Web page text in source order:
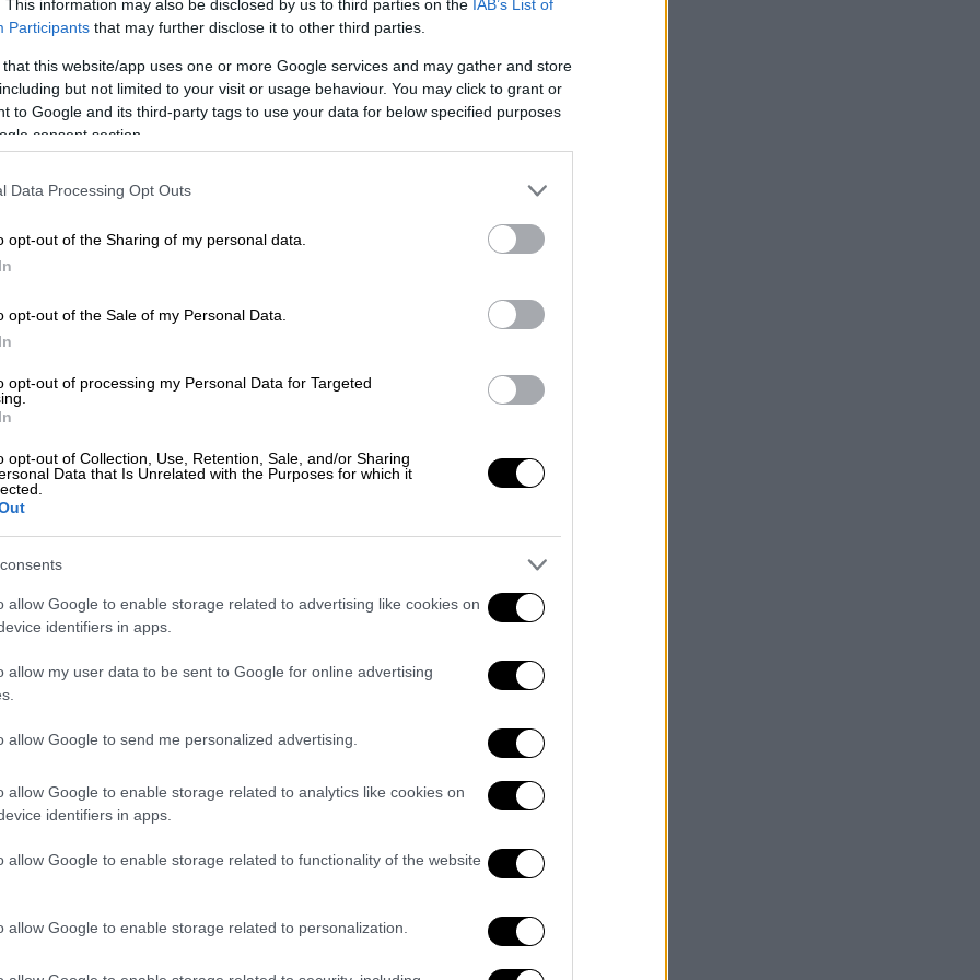
This information may also be disclosed by us to third parties on the IAB’s List of
Participants that may further disclose it to other third parties.
that this website/app uses one or more Google services and may gather and store
but not limited to your visit or usage behaviour. You may click to grant or
to Google and its third-party tags to use your data for below specified purposes
consent section.
Data Processing Opt Outs
opt-out of the Sharing of my personal data.
opt-out of the Sale of my Personal Data.
opt-out of processing my Personal Data for Targeted
opt-out of Collection, Use, Retention, Sale, and/or Sharing
Data that Is Unrelated with the Purposes for which it
allow Google to enable storage related to advertising like cookies on
identifiers in apps.
allow my user data to be sent to Google for online advertising
allow Google to send me personalized advertising.
allow Google to enable storage related to analytics like cookies on
identifiers in apps.
allow Google to enable storage related to functionality of the website
allow Google to enable storage related to personalization.
τηΛιβύημέχρι τηΣομαλία, οι ένοπλες
τους, όπου και αν αναλαμβάνουν
προσπαθώντας να ενισχύσει την εικόνα
τη στρατιωτική της ισχύ σε κάθε
της εθνικής ταυτότητας
Τούρκος γεννιέται στρατιώτης
πάλι την αντίληψη στο λαό του ότι ο
κομμάτι της εθνικής
ένοπλες δυνάμεις μας, οι οποίες